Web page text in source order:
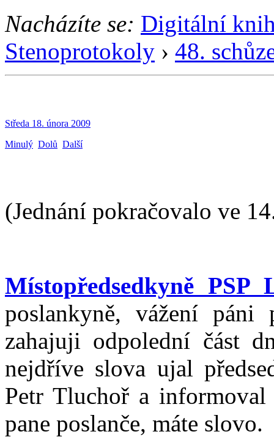
Nacházíte se: Digitální
Stenoprotokoly › 48.
Středa 18. února 2009
Minulý Dolů Další
(Jednání pokračovalo ve
Místopředsedkyně PSP
poslankyně, vážení páni
zahajuji odpolední část
nejdříve slova ujal
Petr Tluchoř a
pane poslanče, máte slovo.